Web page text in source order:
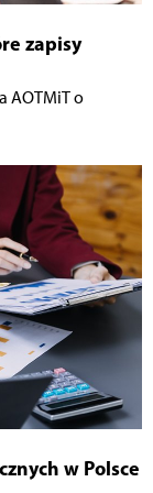
zapisy
AOTMiT o
w Polsce